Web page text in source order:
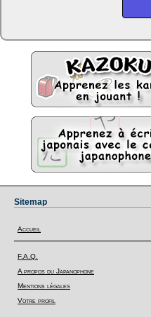
Sitemap
Accueil
F.A.Q.
A propos du Japanophone
Mentions légales
Votre profil